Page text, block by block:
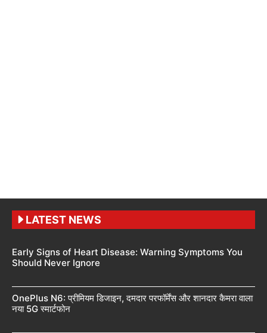
LATEST NEWS
Early Signs of Heart Disease: Warning Symptoms You
Should Never Ignore
OnePlus N6: प्रीमियम डिजाइन, दमदार परफॉर्मेंस और शानदार कैमरा वाला
नया 5G स्मार्टफोन